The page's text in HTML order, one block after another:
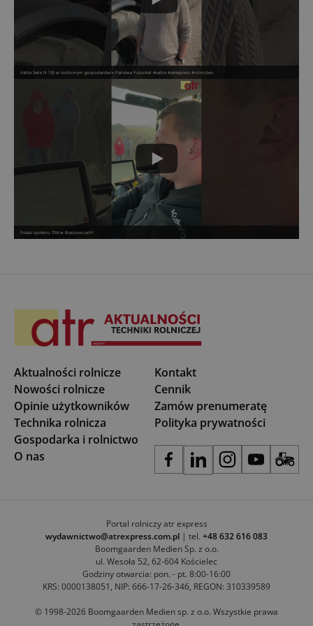
Valtra Serie N 135 w rodzinnym gospodarstwie Państwa Pszonka! #valtra #atrexpress #rolnictwo
Pokaz systemu TIM w Braszowicach!
Aktualności rolnicze
Nowości rolnicze
Opinie użytkowników
Technika rolnicza
Gospodarka i rolnictwo
O nas
Kontakt
Cennik
Zamów prenumeratę
Polityka prywatności
Portal rolniczy atr express
wydawnictwo@atrexpress.com.pl | tel. +48 632 616 083
Boomgaarden Medien Sp. z o.o.
ul. Wesoła 52, 62-604 Kościelec
Godziny otwarcia: pon. - pt. 8:00-16:00
KRS: 0000138051, NIP: 666-17-26-346, REGON: 310339589
© 1998-2026 Boomgaarden Medien sp. z o.o. Wszystkie prawa